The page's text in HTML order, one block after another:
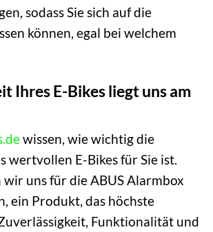
sodass Sie sich auf die
können, egal bei welchem
Ihres E-Bikes liegt uns am
wissen, wie wichtig die
wertvollen E-Bikes für Sie ist.
wir uns für die ABUS Alarmbox
ein Produkt, das höchste
Funktionalität und